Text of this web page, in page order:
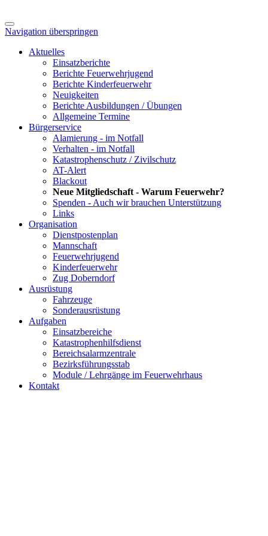
Navigation überspringen
Aktuelles
Einsatzberichte
Berichte Feuerwehrjugend
Berichte Kinderfeuerwehr
Neuigkeiten
Berichte Ausbildungen / Übungen
Allgemeine Termine
Bürgerservice
Alamierung - im Notfall
Verhalten - im Notfall
Katastrophenschutz / Zivilschutz
AT-Alert
Blackout
Neue Mitgliedschaft - Warum Feuerwehr?
Spenden - Auch wir brauchen Unterstützung
Links
Organisation
Dienstpostenplan
Mannschaft
Feuerwehrjugend
Kinderfeuerwehr
Zug Doberndorf
Ausrüstung
Fahrzeuge
Sonderausrüstung
Aufgaben
Einsatzbereiche
Katastrophenhilfsdienst
Bereichsalarmzentrale
Bezirksführungsstab
Module / Lehrgänge im Feuerwehrhaus
Kontakt